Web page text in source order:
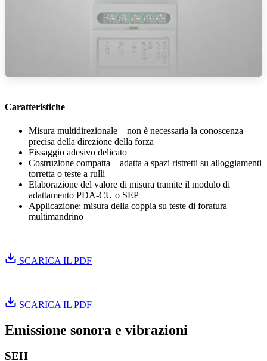
Caratteristiche
Misura multidirezionale – non è necessaria la conoscenza
precisa della direzione della forza
Fissaggio adesivo delicato
Costruzione compatta – adatta a spazi ristretti su alloggiamenti
torretta o teste a rulli
Elaborazione del valore di misura tramite il modulo di
adattamento PDA-CU o SEP
Applicazione: misura della coppia su teste di foratura
multimandrino
SCARICA IL PDF
SCARICA IL PDF
Emissione sonora e vibrazioni
SEH